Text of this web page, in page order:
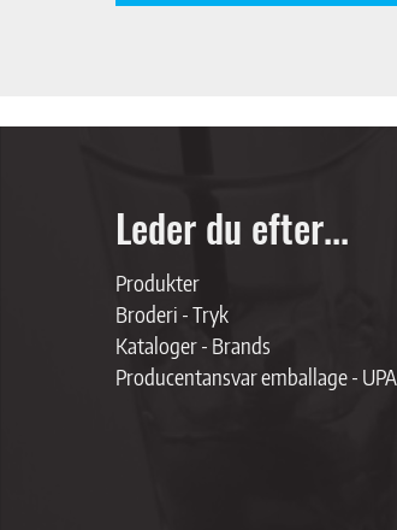
Leder du efter...
Produkter
Broderi - Tryk
Kataloger - Brands
Producentansvar emballage - UPA